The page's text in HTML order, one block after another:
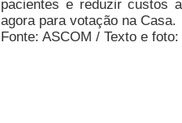
pacientes e reduzir custos
agora para votação na Casa.
Fonte: ASCOM / Texto e